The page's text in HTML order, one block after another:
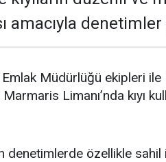
amacıyla
Müdürlüğü ekipleri
Limanı’nda kıyı
denetimlerde özellikle